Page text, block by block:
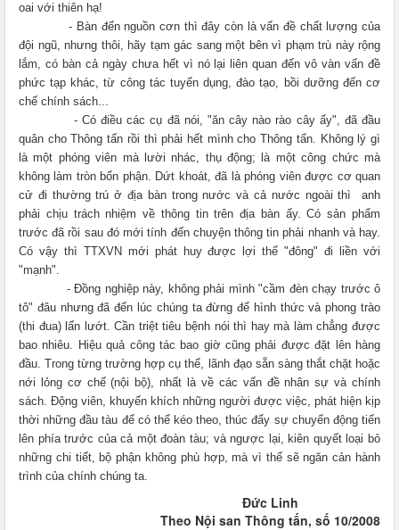
oai với thiên hạ!
- Bàn đến nguồn cơn thì đây còn là vấn đề chất lượng của
đội ngũ, nhưng thôi, hãy tạm gác sang một bên vì phạm trù này rộng
lắm, có bàn cả ngày chưa hết vì nó lại liên quan đến vô vàn vấn đề
phức tạp khác, từ công tác tuyển dụng, đào tạo, bồi dưỡng đến cơ
chế chính sách...
- Có điều các cụ đã nói, "ăn cây nào rào cây ấy", đã đầu
quân cho Thông tấn rồi thì phải hết mình cho Thông tấn. Không lý gì
là một phóng viên mà lười nhác, thụ động; là một công chức mà
không làm tròn bổn phận. Dứt khoát, đã là phóng viên được cơ quan
cử đi thường trú ở địa bàn trong nước và cả nước ngoài thì
anh
phải chịu trách nhiệm về thông tin trên địa bàn ấy. Có sản phẩm
trước đã rồi sau đó mới tính đến chuyện thông tin phải nhanh và hay.
Có vậy thì TTXVN mới phát huy được lợi thế "đông" đi liền với
"mạnh".
- Đồng nghiệp này, không phải mình "cầm đèn chạy trước ô
tô" đâu nhưng đã đến lúc chúng ta đừng để hình thức và phong trào
(thi đua) lấn lướt. Cần triệt tiêu bệnh nói thì hay mà làm chẳng được
bao nhiêu. Hiệu quả công tác bao giờ cũng phải được đặt lên hàng
đầu. Trong từng trường hợp cụ thể, lãnh đạo sẵn sàng thắt chặt hoặc
nới lỏng cơ chế (nội bộ), nhất là về các vấn đề nhân sự và chính
sách. Động viên, khuyến khích những người được việc, phát hiện kịp
thời những đầu tàu để có thể kéo theo, thúc đẩy sự chuyển động tiến
lên phía trước của cả một đoàn tàu; và ngược lại, kiên quyết loại bỏ
những chi tiết, bộ phận không phù hợp, mà vì thế sẽ ngăn cản hành
trình của chính chúng ta.
Đức Linh
Theo Nội san Thông tấn, số 10/2008